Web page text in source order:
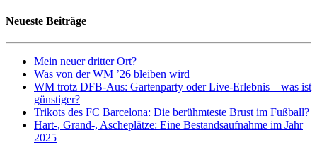
Neueste Beiträge
Mein neuer dritter Ort?
Was von der WM ’26 bleiben wird
WM trotz DFB-Aus: Gartenparty oder Live-Erlebnis – was ist
günstiger?
Trikots des FC Barcelona: Die berühmteste Brust im Fußball?
Hart-, Grand-, Ascheplätze: Eine Bestandsaufnahme im Jahr
2025